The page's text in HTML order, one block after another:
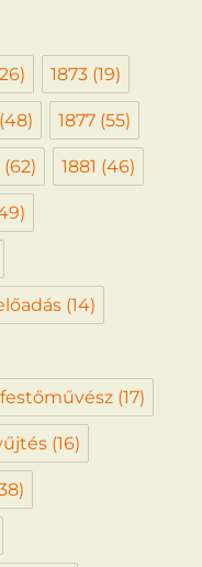
1873 (19)
(48) 1877 (55)
(62) 1881 (46)
(14)
festőművész (17)
(16)